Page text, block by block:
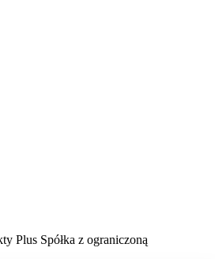
Plus Spółka z ograniczoną